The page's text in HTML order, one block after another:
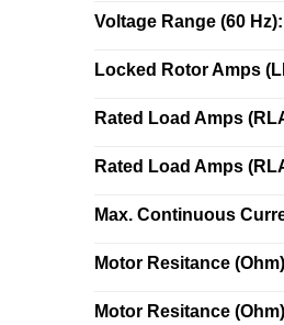
Voltage Range (60 Hz):
Locked Rotor Amps
Rated Load Amps
Rated Load Amps
Max. Continuous
Motor Resitance
Motor Resitance